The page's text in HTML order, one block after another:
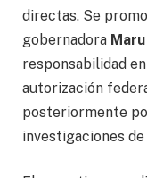
directas. Se
gobernadora
responsabilidad
autorización
posteriormente
investigaciones